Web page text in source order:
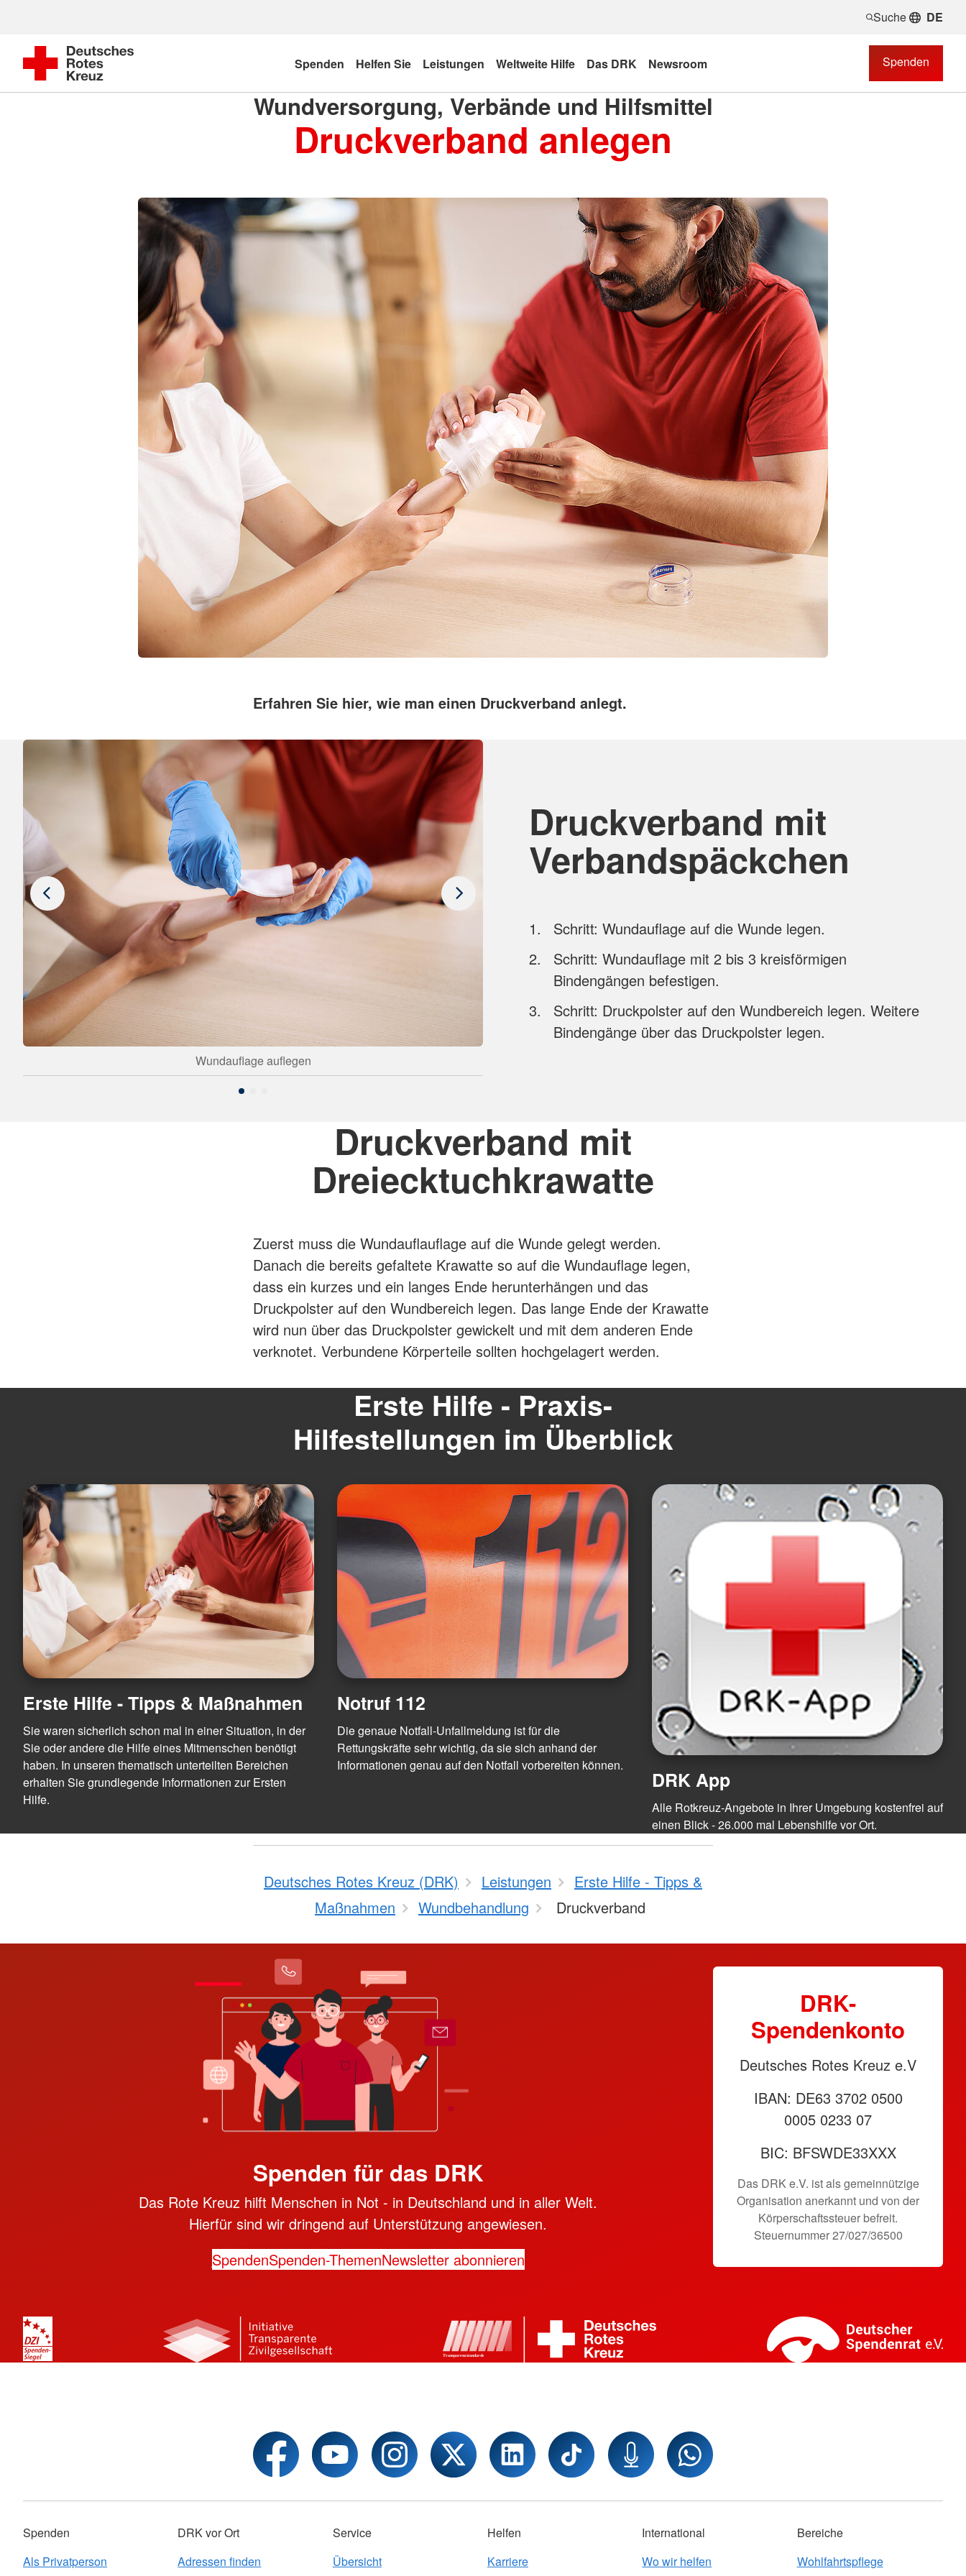
Suche DE
Spenden Helfen Sie Leistungen Weltweite Hilfe Das DRK Newsroom Spenden
Wundversorgung, Verbände und Hilfsmittel
Druckverband anlegen
Erfahren Sie hier, wie man einen Druckverband anlegt.
Wundauflage auflegen
Druckverband mit
Verbandspäckchen
Schritt: Wundauflage auf die Wunde legen.
Schritt: Wundauflage mit 2 bis 3 kreisförmigen
Bindengängen befestigen.
Schritt: Druckpolster auf den Wundbereich legen. Weitere
Bindengänge über das Druckpolster legen.
Druckverband mit
Dreiecktuchkrawatte
Zuerst muss die Wundauflauflage auf die Wunde gelegt werden.
Danach die bereits gefaltete Krawatte so auf die Wundauflage legen,
dass ein kurzes und ein langes Ende herunterhängen und das
Druckpolster auf den Wundbereich legen. Das lange Ende der Krawatte
wird nun über das Druckpolster gewickelt und mit dem anderen Ende
verknotet. Verbundene Körperteile sollten hochgelagert werden.
Erste Hilfe - Praxis-
Hilfestellungen im Überblick
Erste Hilfe - Tipps & Maßnahmen
Sie waren sicherlich schon mal in einer Situation, in der
Sie oder andere die Hilfe eines Mitmenschen benötigt
haben. In unseren thematisch unterteilten Bereichen
erhalten Sie grundlegende Informationen zur Ersten
Hilfe.
Notruf 112
Die genaue Notfall-Unfallmeldung ist für die
Rettungskräfte sehr wichtig, da sie sich anhand der
Informationen genau auf den Notfall vorbereiten können.
DRK App
Alle Rotkreuz-Angebote in Ihrer Umgebung kostenfrei auf
einen Blick - 26.000 mal Lebenshilfe vor Ort.
Deutsches Rotes Kreuz (DRK) Leistungen
Erste Hilfe - Tipps &
Maßnahmen
Wundbehandlung Druckverband
Spenden für das DRK
Das Rote Kreuz hilft Menschen in Not - in Deutschland und in aller Welt.
Hierfür sind wir dringend auf Unterstützung angewiesen.
SpendenSpenden-ThemenNewsletter abonnieren
DRK-
Spendenkonto
Deutsches Rotes Kreuz e.V
IBAN: DE63 3702 0500
0005 0233 07
BIC: BFSWDE33XXX
Das DRK e.V. ist als gemeinnützige
Organisation anerkannt und von der
Körperschaftssteuer befreit.
Steuernummer 27/027/36500
Spenden
Als Privatperson
DRK vor Ort
Adressen finden
Service
Übersicht
Helfen
Karriere
International
Wo wir helfen
Bereiche
Wohlfahrtspflege